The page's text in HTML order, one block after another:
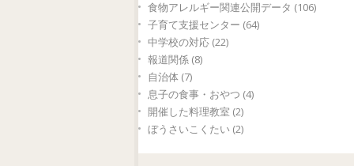
食物アレルギー関連公開データ (106)
子育て支援センター (64)
中学校の対応 (22)
報道関係 (8)
自治体 (7)
息子の食事・おやつ (4)
開催した料理教室 (2)
ぼうさいこくたい (2)